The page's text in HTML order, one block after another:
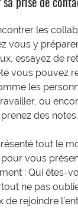
les
vous y
essayez de
vous pouvez
les
ou
des notes.
tout le
vous
: Qui êtes-
ne pas
de rejoindre